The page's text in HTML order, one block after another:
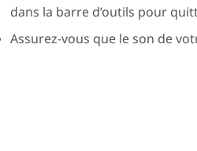
dans la barre d’outils pour
Assurez-vous que le son de